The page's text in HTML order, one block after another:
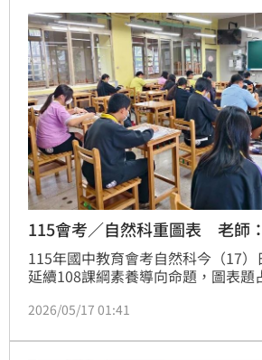
115會考／自然科重圖表 老師
115年國中教育會考自然科今（17
延續108課綱素養導向命題，圖表題
線安全、潮汐時間、網路科學影片等
解與應用能力，而非死背公式。
2026/05/17 01:41